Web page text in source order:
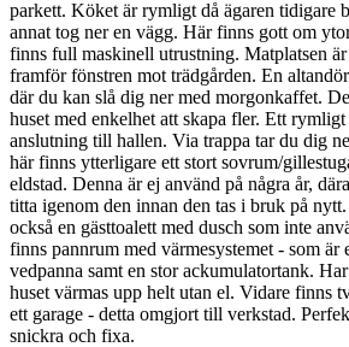
parkett. Köket är rymligt då ägaren tidigare
annat tog ner en vägg. Här finns gott om
finns full maskinell utrustning. Matplatsen
framför fönstren mot trädgården. En
där du kan slå dig ner med morgonkaffet.
huset med enkelhet att skapa fler. Ett
anslutning till hallen. Via trappa tar du dig
här finns ytterligare ett stort sovrum/
eldstad. Denna är ej använd på några år,
titta igenom den innan den tas i bruk på
också en gästtoalett med dusch som inte
finns pannrum med värmesystemet - som är
vedpanna samt en stor ackumulatortank.
huset värmas upp helt utan el. Vidare finns
ett garage - detta omgjort till verkstad.
snickra och fixa.